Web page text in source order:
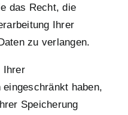
das Recht, die
Ihrer
zu verlangen.
Ihrer
eingeschränkt haben,
Speicherung